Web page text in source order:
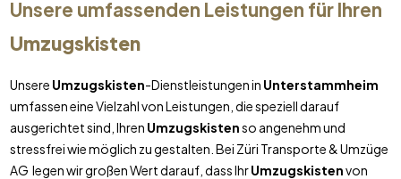
Unsere umfassenden Leistungen für Ihren
Umzugskisten
Unsere Umzugskisten-Dienstleistungen in Unterstammheim
umfassen eine Vielzahl von Leistungen, die speziell darauf
ausgerichtet sind, Ihren Umzugskistenso angenehm und
stressfrei wie möglich zu gestalten. Bei Züri Transporte & Umzüge
AG legen wir großen Wert darauf, dass IhrUmzugskistenvon